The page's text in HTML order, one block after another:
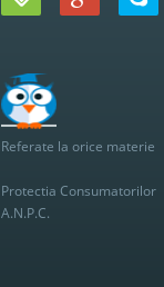
Referate la orice materie
Protectia Consumatorilor
A.N.P.C.